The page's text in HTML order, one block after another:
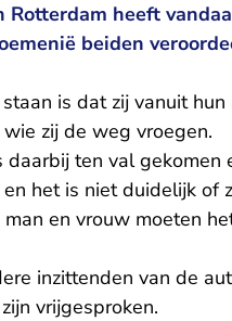
Rotterdam heeft
beiden
is dat zij vanuit
zij de weg vroegen.
daarbij ten val
het is niet duidelijk of
en vrouw moeten
inzittenden van de
vrijgesproken.